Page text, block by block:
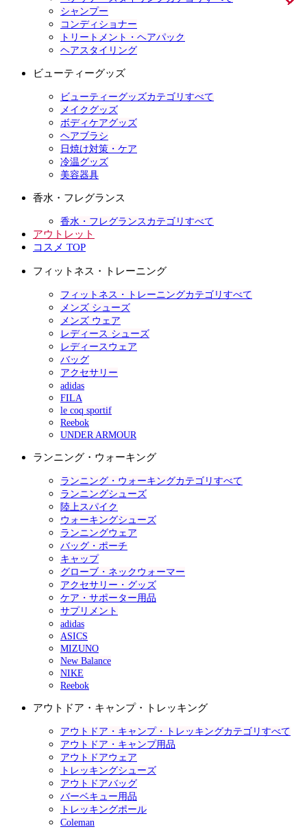
シャンプー
コンディショナー
トリートメント・ヘアパック
ヘアスタイリング
ビューティーグッズ
ビューティーグッズカテゴリすべて
メイクグッズ
ボディケアグッズ
ヘアブラシ
日焼け対策・ケア
冷温グッズ
美容器具
香水・フレグランス
香水・フレグランスカテゴリすべて
アウトレット
コスメ TOP
フィットネス・トレーニング
フィットネス・トレーニングカテゴリすべて
メンズ シューズ
メンズ ウェア
レディース シューズ
レディースウェア
バッグ
アクセサリー
adidas
FILA
le coq sportif
Reebok
UNDER ARMOUR
ランニング・ウォーキング
ランニング・ウォーキングカテゴリすべて
ランニングシューズ
陸上スパイク
ウォーキングシューズ
ランニングウェア
バッグ・ポーチ
キャップ
グローブ・ネックウォーマー
アクセサリー・グッズ
ケア・サポーター用品
サプリメント
adidas
ASICS
MIZUNO
New Balance
NIKE
Reebok
アウトドア・キャンプ・トレッキング
アウトドア・キャンプ・トレッキングカテゴリすべて
アウトドア・キャンプ用品
アウトドアウェア
トレッキングシューズ
アウトドアバッグ
バーベキュー用品
トレッキングポール
Coleman